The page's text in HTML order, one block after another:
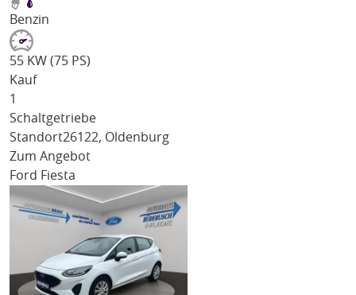
Benzin
55 KW (75 PS)
Kauf
1
Schaltgetriebe
Standort26122, Oldenburg
Zum Angebot
Ford Fiesta